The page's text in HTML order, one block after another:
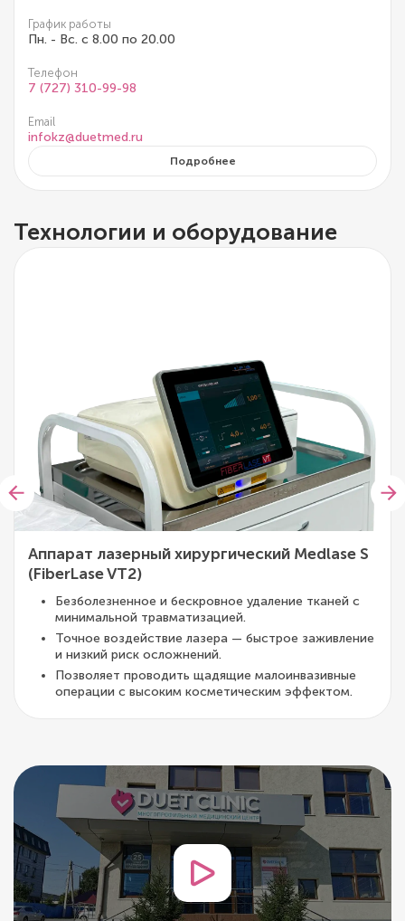
График работы
Пн. - Вс. с 8.00 по 20.00
Телефон
7 (727) 310-99-98
Email
infokz@duetmed.ru
Подробнее
Технологии и оборудование
Аппарат лазерный хирургический Medlase S
(FiberLase VT2)
Безболезненное и бескровное удаление тканей с
минимальной травматизацией.
Точное воздействие лазера — быстрое заживление
и низкий риск осложнений.
Позволяет проводить щадящие малоинвазивные
операции с высоким косметическим эффектом.